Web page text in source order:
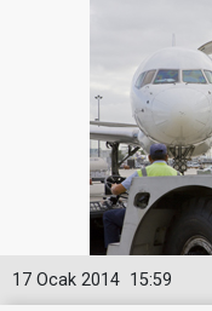
15:59
17 Ocak 2014